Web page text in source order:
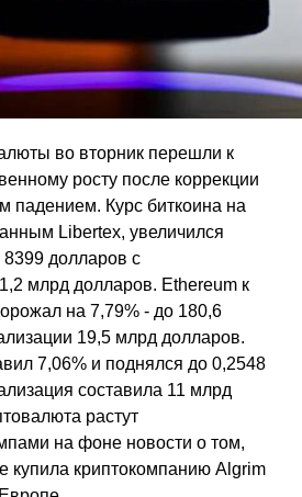
во вторник перешли к
росту после коррекции
падением. Курс биткоина на
Libertex, увеличился
8399 долларов с
млрд долларов. Ethereum к
на 7,79% - до 180,6
19,5 млрд долларов.
7,06% и поднялся до 0,2548
составила 11 млрд
растут
на фоне новости о том,
купила криптокомпанию Algrim